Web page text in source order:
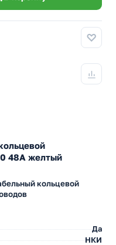
48А желтый
кольцевой
Да
НКИ